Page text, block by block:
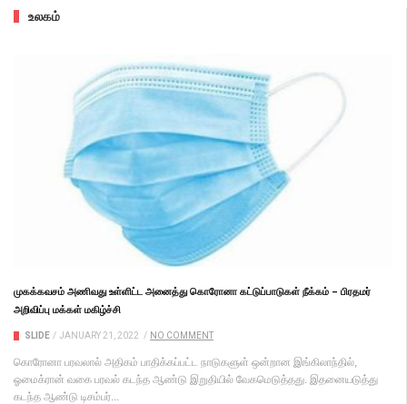
உலகம்
முகக்கவசம் அணிவது உள்ளிட்ட அனைத்து கொரோனா கட்டுப்பாடுகள் நீக்கம் – பிரதமர்
அறிவிப்பு மக்கள் மகிழ்ச்சி
SLIDE / JANUARY 21, 2022 / NO COMMENT
கொரோனா பரவலால் அதிகம் பாதிக்கப்பட்ட நாடுகளுள் ஒன்றான இங்கிலாந்தில்,
ஓமைக்ரான் வகை பரவல் கடந்த ஆண்டு இறுதியில் வேகமெடுத்தது. இதனையடுத்து
கடந்த ஆண்டு டிசம்பர்...